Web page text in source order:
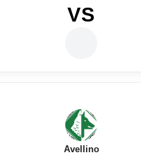
VS
Avellino